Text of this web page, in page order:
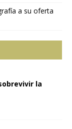
a su oferta
la